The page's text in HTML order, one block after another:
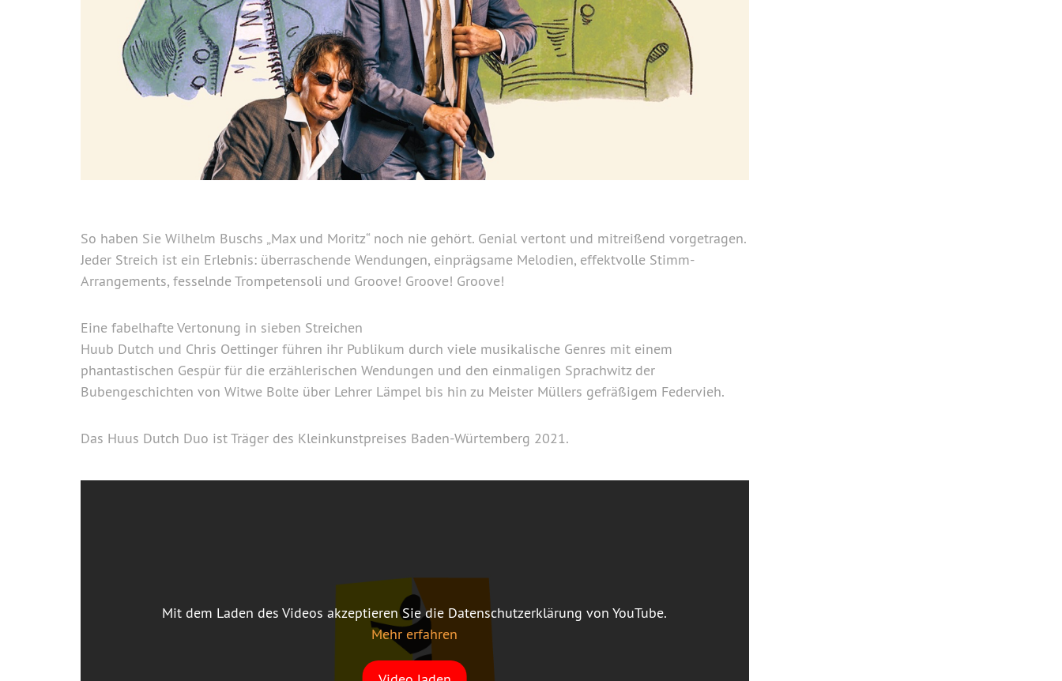
So haben Sie Wilhelm Buschs „Max und Moritz“ noch nie gehört. Genial vertont und mitreißend vorgetragen.
Jeder Streich ist ein Erlebnis: überraschende Wendungen, einprägsame Melodien, effektvolle Stimm-
Arrangements, fesselnde Trompetensoli und Groove! Groove! Groove!
Eine fabelhafte Vertonung in sieben Streichen
Huub Dutch und Chris Oettinger führen ihr Publikum durch viele musikalische Genres mit einem
phantastischen Gespür für die erzählerischen Wendungen und den einmaligen Sprachwitz der
Bubengeschichten von Witwe Bolte über Lehrer Lämpel bis hin zu Meister Müllers gefräßigem Federvieh.
Das Huus Dutch Duo ist Träger des Kleinkunstpreises Baden-Würtemberg 2021.
Mit dem Laden des Videos akzeptieren Sie die Datenschutzerklärung von YouTube.
Mehr erfahren